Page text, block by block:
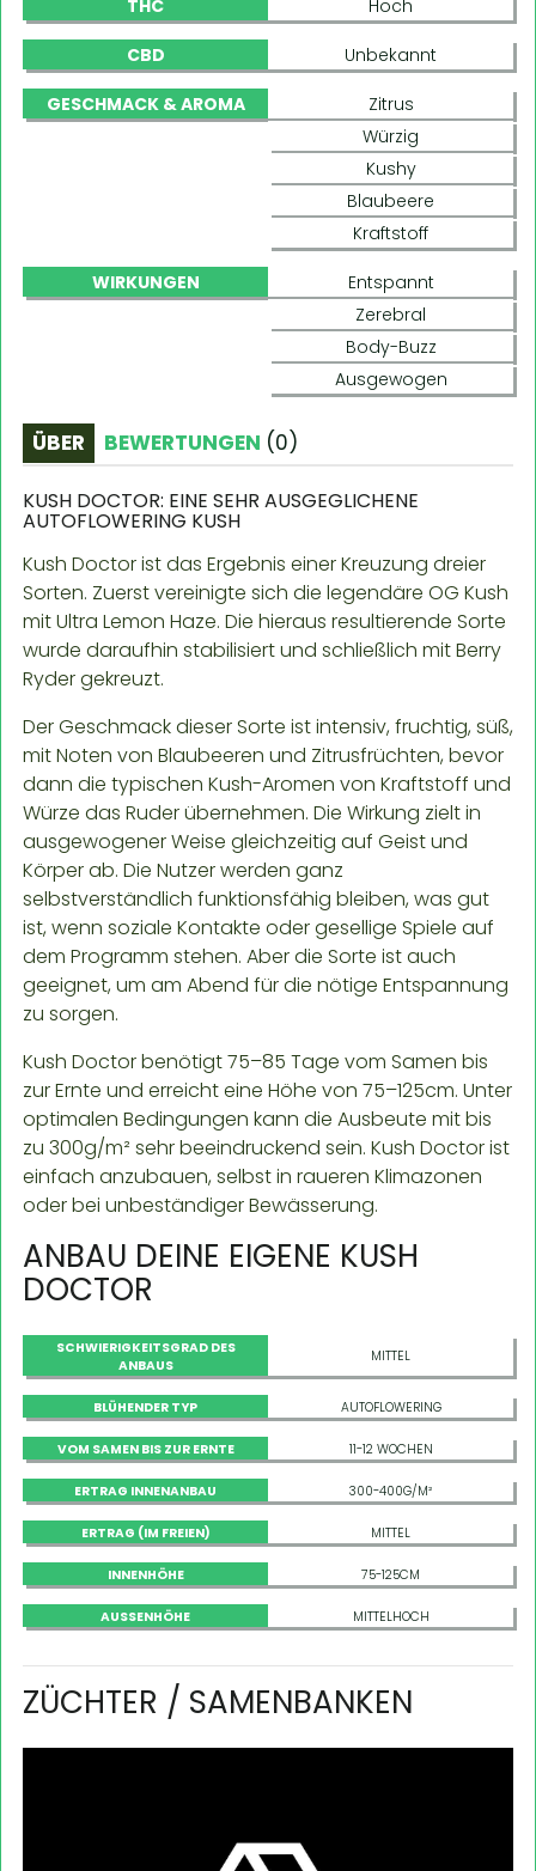
THC Hoch
CBD Unbekannt
GESCHMACK & AROMA
Zitrus
Würzig
Kushy
Blaubeere
Kraftstoff
WIRKUNGEN
Entspannt
Zerebral
Body-Buzz
Ausgewogen
ÜBER BEWERTUNGEN (0)
KUSH DOCTOR: EINE SEHR AUSGEGLICHENE
AUTOFLOWERING KUSH
Kush Doctor ist das Ergebnis einer Kreuzung dreier
Sorten. Zuerst vereinigte sich die legendäre OG Kush
mit Ultra Lemon Haze. Die hieraus resultierende Sorte
wurde daraufhin stabilisiert und schließlich mit Berry
Ryder gekreuzt.
Der Geschmack dieser Sorte ist intensiv, fruchtig, süß,
mit Noten von Blaubeeren und Zitrusfrüchten, bevor
dann die typischen Kush-Aromen von Kraftstoff und
Würze das Ruder übernehmen. Die Wirkung zielt in
ausgewogener Weise gleichzeitig auf Geist und
Körper ab. Die Nutzer werden ganz
selbstverständlich funktionsfähig bleiben, was gut
ist, wenn soziale Kontakte oder gesellige Spiele auf
dem Programm stehen. Aber die Sorte ist auch
geeignet, um am Abend für die nötige Entspannung
zu sorgen.
Kush Doctor benötigt 75–85 Tage vom Samen bis
zur Ernte und erreicht eine Höhe von 75–125cm. Unter
optimalen Bedingungen kann die Ausbeute mit bis
zu 300g/m² sehr beeindruckend sein. Kush Doctor ist
einfach anzubauen, selbst in raueren Klimazonen
oder bei unbeständiger Bewässerung.
ANBAU DEINE EIGENE KUSH
DOCTOR
SCHWIERIGKEITSGRAD DES
ANBAUS
MITTEL
BLÜHENDER TYP AUTOFLOWERING
VOM SAMEN BIS ZUR ERNTE 11-12 WOCHEN
ERTRAG INNENANBAU 300-400G/M²
ERTRAG (IM FREIEN) MITTEL
INNENHÖHE 75-125CM
AUSSENHÖHE MITTELHOCH
ZÜCHTER / SAMENBANKEN